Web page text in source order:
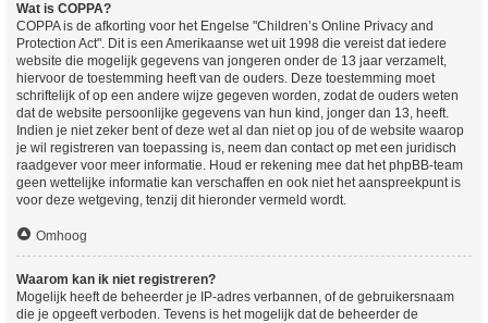
Wat is COPPA?
COPPA is de afkorting voor het Engelse "Children’s Online Privacy and
Protection Act". Dit is een Amerikaanse wet uit 1998 die vereist dat iedere
website die mogelijk gegevens van jongeren onder de 13 jaar verzamelt,
hiervoor de toestemming heeft van de ouders. Deze toestemming moet
schriftelijk of op een andere wijze gegeven worden, zodat de ouders weten
dat de website persoonlijke gegevens van hun kind, jonger dan 13, heeft.
Indien je niet zeker bent of deze wet al dan niet op jou of de website waarop
je wil registreren van toepassing is, neem dan contact op met een juridisch
raadgever voor meer informatie. Houd er rekening mee dat het phpBB-team
geen wettelijke informatie kan verschaffen en ook niet het aanspreekpunt is
voor deze wetgeving, tenzij dit hieronder vermeld wordt.
Omhoog
Waarom kan ik niet registreren?
Mogelijk heeft de beheerder je IP-adres verbannen, of de gebruikersnaam
die je opgeeft verboden. Tevens is het mogelijk dat de beheerder de